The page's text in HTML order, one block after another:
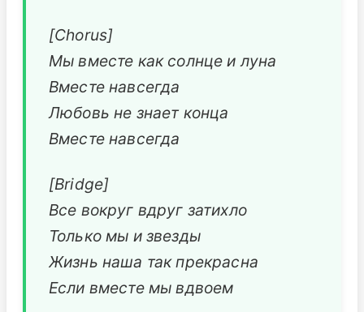
[Chorus]
Мы вместе как солнце и луна
Вместе навсегда
Любовь не знает конца
Вместе навсегда
[Bridge]
Все вокруг вдруг затихло
Только мы и звезды
Жизнь наша так прекрасна
Если вместе мы вдвоем